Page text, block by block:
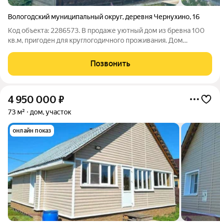
Вологодский муниципальный округ, деревня Чернухино,16
Код объекта: 2286573. В продаже уютный дом из бревна 100
кв.м, пригоден для круглогодичного проживания. Дом
п.Сосновкой), на участке площадью 30 соток. Дом и участок
зарегистрированы, оформлены в
Позвонить
4 950 000 ₽
73 м² дом, участок
онлайн показ